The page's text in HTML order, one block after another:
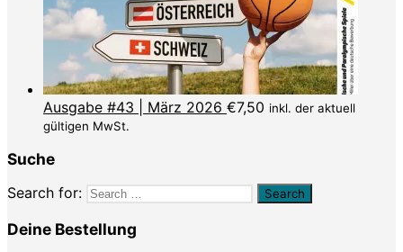
Ausgabe #43 | März 2026 €7,50 inkl. der aktuell
gültigen MwSt.
Suche
Search for:
Deine Bestellung